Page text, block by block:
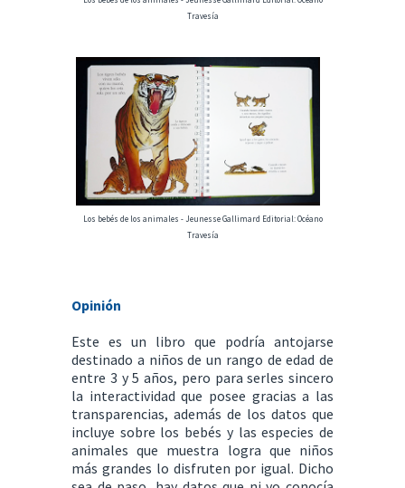
Travesía
Los bebés de los animales - Jeunesse Gallimard Editorial: Océano
Travesía
Opinión
Este es un libro que podría antojarse
destinado a niños de un rango de edad de
entre 3 y 5 años, pero para serles sincero
la interactividad que posee gracias a las
transparencias, además de los datos que
incluye sobre los bebés y las especies de
animales que muestra logra que niños
más grandes lo disfruten por igual. Dicho